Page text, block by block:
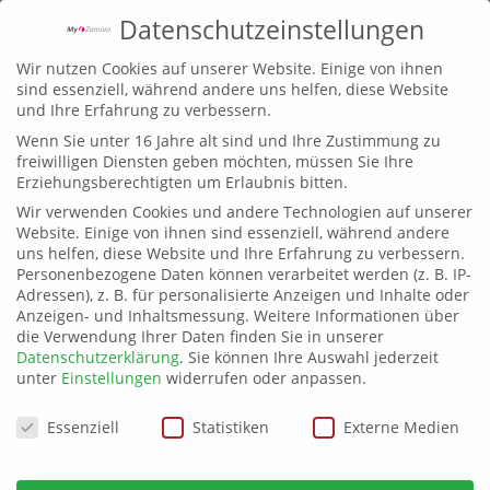
sport.aktiv 2020
Die „sport.aktiv“ in Erfurt ist
Mitteldeutschlands größte Sport- und
Outdoormessemesse. Rund 100 Hersteller,
Händler und Vereine stellen die neuesten
Trends, Produkte und Dienstleistungen aus
vor. Selbstverständlich können auf der
Datenschutzeinstellungen
Wir nutzen Cookies auf unserer Website. Einige von ihnen
sind essenziell, während andere uns helfen, diese Website
und Ihre Erfahrung zu verbessern.
Wenn Sie unter 16 Jahre alt sind und Ihre Zustimmung zu
freiwilligen Diensten geben möchten, müssen Sie Ihre
Erziehungsberechtigten um Erlaubnis bitten.
Wir verwenden Cookies und andere Technologien auf unserer
Website. Einige von ihnen sind essenziell, während andere
uns helfen, diese Website und Ihre Erfahrung zu verbessern.
Personenbezogene Daten können verarbeitet werden (z. B. IP-
Adressen), z. B. für personalisierte Anzeigen und Inhalte oder
Anzeigen- und Inhaltsmessung. Weitere Informationen über
die Verwendung Ihrer Daten finden Sie in unserer
Datenschutzerklärung. Sie können Ihre Auswahl jederzeit
unter Einstellungen widerrufen oder anpassen.
Datenschutzeinstellungen
Essenziell Statistiken Externe Medien